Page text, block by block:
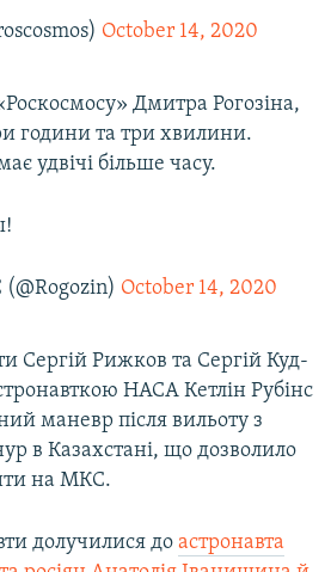
October 14, 2020
Дмитра Рогозіна,
години та три хвилини.
удвічі більше часу.
October 14, 2020
Сергій Рижков та Сергій Куд-
НАСА Кетлін Рубінс
маневр після вильоту з
в Казахстані, що дозволило
на МКС.
долучилися до астронавта